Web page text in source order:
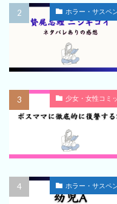
ホラー・サスペ
少女・女性コミ
ホラー・サスペ